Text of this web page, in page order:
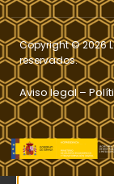
Copyright © 2026
reservados.
Aviso legal –